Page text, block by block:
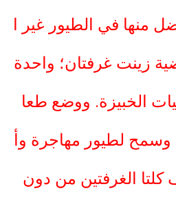
منها في الطيور غير ا
زينت غرفتان؛ واحدة
الخبيزة. ووضع طعا
لطيور مهاجرة وأ
الغرفتين من دون